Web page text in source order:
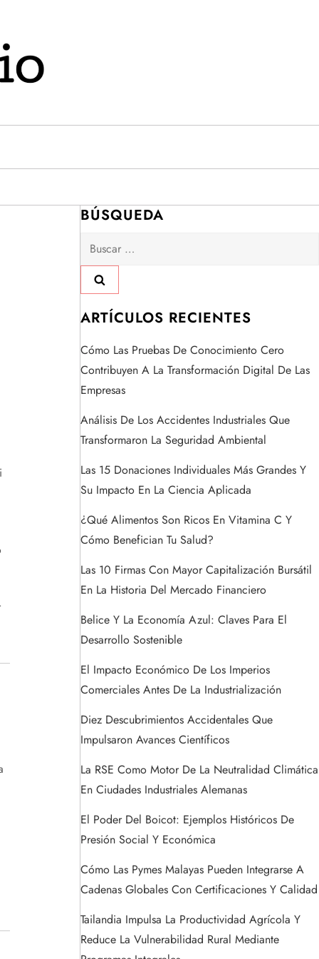
BÚSQUEDA
Buscar:
ARTÍCULOS RECIENTES
Cómo Las Pruebas De Conocimiento Cero
Contribuyen A La Transformación Digital De Las
Empresas
Análisis De Los Accidentes Industriales Que
Transformaron La Seguridad Ambiental
Las 15 Donaciones Individuales Más Grandes Y
Su Impacto En La Ciencia Aplicada
¿Qué Alimentos Son Ricos En Vitamina C Y
Cómo Benefician Tu Salud?
Las 10 Firmas Con Mayor Capitalización Bursátil
En La Historia Del Mercado Financiero
Belice Y La Economía Azul: Claves Para El
Desarrollo Sostenible
El Impacto Económico De Los Imperios
Comerciales Antes De La Industrialización
Diez Descubrimientos Accidentales Que
Impulsaron Avances Científicos
La RSE Como Motor De La Neutralidad Climática
En Ciudades Industriales Alemanas
El Poder Del Boicot: Ejemplos Históricos De
Presión Social Y Económica
Cómo Las Pymes Malayas Pueden Integrarse A
Cadenas Globales Con Certificaciones Y Calidad
Tailandia Impulsa La Productividad Agrícola Y
Reduce La Vulnerabilidad Rural Mediante